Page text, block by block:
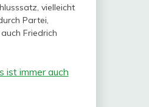
vielleicht
Partei,
Friedrich
ist immer auch